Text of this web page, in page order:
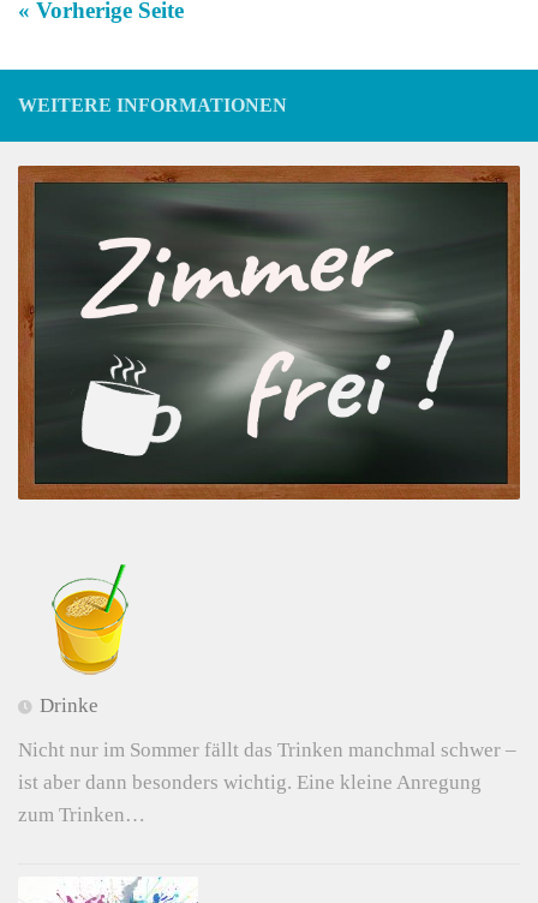
« Vorherige Seite
WEITERE INFORMATIONEN
Drinke
Nicht nur im Sommer fällt das Trinken manchmal schwer –
ist aber dann besonders wichtig. Eine kleine Anregung
zum Trinken…